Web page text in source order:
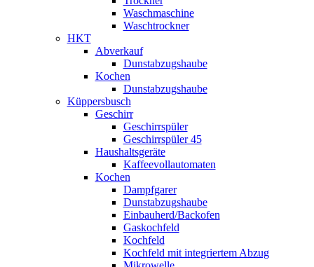
Waschmaschine
Waschtrockner
HKT
Abverkauf
Dunstabzugshaube
Kochen
Dunstabzugshaube
Küppersbusch
Geschirr
Geschirrspüler
Geschirrspüler 45
Haushaltsgeräte
Kaffeevollautomaten
Kochen
Dampfgarer
Dunstabzugshaube
Einbauherd/Backofen
Gaskochfeld
Kochfeld
Kochfeld mit integriertem Abzug